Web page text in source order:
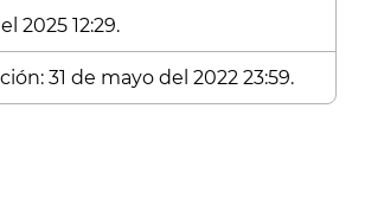
2025 12:29.
31 de mayo del 2022 23:59.